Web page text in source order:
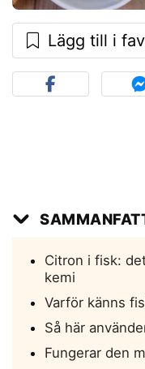
Lägg till i
Citron i fisk:
kemi
Varför känns
Så här
Fungerar den